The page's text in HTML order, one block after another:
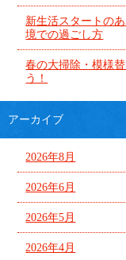
新生活スタートの
境での過ごし方
春の大掃除・模様
う！
アーカイブ
2026年8月
2026年6月
2026年5月
2026年4月